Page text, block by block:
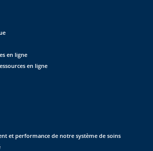
en ligne
en ligne
et performance de notre système de soins